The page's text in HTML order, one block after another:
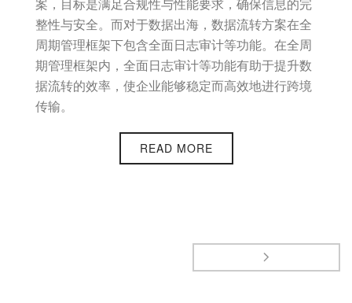
整性与安全。而对于数据出海，数据流转方案在全
周期管理框架下包含全面日志审计等功能。在全周
期管理框架内，全面日志审计等功能有助于提升数
据流转的效率，使企业能够稳定而高效地进行跨境
传输。
READ MORE